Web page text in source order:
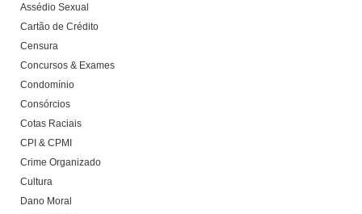
Assédio Sexual
Cartão de Crédito
Censura
Concursos & Exames
Condomínio
Consórcios
Cotas Raciais
CPI & CPMI
Crime Organizado
Cultura
Dano Moral